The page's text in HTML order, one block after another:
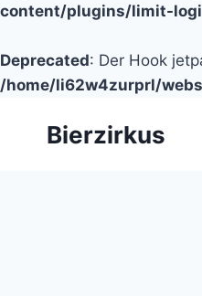
content/plugins/limit-
Deprecated: Der Hook
/home/li62w4zurprl/
Bierzirkus